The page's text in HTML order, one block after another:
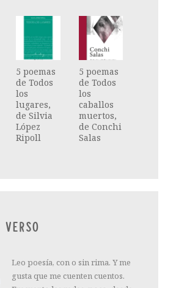
5 poemas
de Todos
los
lugares,
de Silvia
López
Ripoll
5 poemas
de Todos
los
caballos
muertos,
de Conchi
Salas
Leo poesía, con o sin rima. Y me
gusta que me cuenten cuentos.